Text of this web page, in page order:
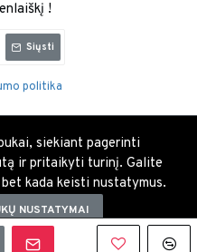
!
Siųsti
politika
siekiant pagerinti
ir pritaikyti turinį. Galite
kada keisti nustatymus.
NUSTATYMAI